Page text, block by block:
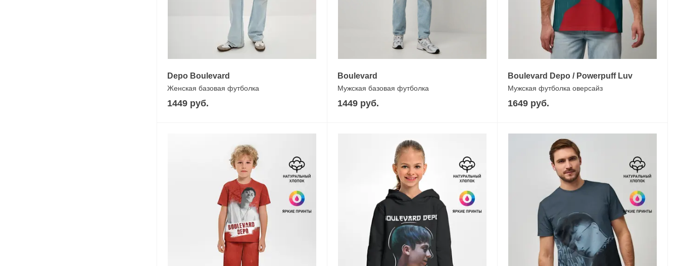
Depo Boulevard
Женская базовая футболка
1449 руб.
Boulevard
Мужская базовая футболка
1449 руб.
Boulevard Depo / Powerpuff Luv
Мужская футболка оверсайз
1649 руб.